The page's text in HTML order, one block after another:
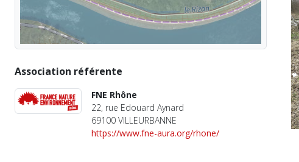
Association référente
FNE Rhône
22, rue Edouard Aynard
69100 VILLEURBANNE
https://www.fne-aura.org/rhone/